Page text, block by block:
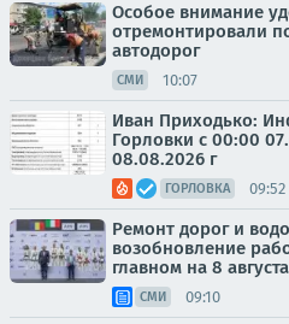
Особое внимание
отремонтировали
автодорог
СМИ 10:07
Иван Приходько:
Горловки с 00:00
08.08.2026 г
ГОРЛОВКА 09:52
Ремонт дорог и
возобновление
главном на 8
СМИ 09:10